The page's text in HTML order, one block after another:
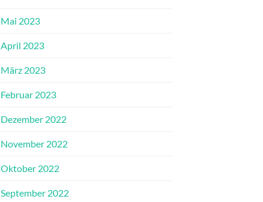
Mai 2023
April 2023
März 2023
Februar 2023
Dezember 2022
November 2022
Oktober 2022
September 2022